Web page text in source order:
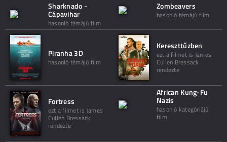
Sharknado -
Cápavihar
hasonló témájú film
Zombeavers
hasonló témájú film
Piranha 3D
hasonló témájú film
Kereszttűzben
ezt a filmet is James
Cullen Bressack
rendezte
Fortress
ezt a filmet is James
Cullen Bressack
rendezte
African Kung-Fu
Nazis
hasonló kategóriájú
film